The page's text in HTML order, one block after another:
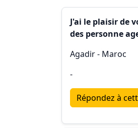
J'ai le plaisir de
des personne
Agadir - Maroc
-
Répondez à